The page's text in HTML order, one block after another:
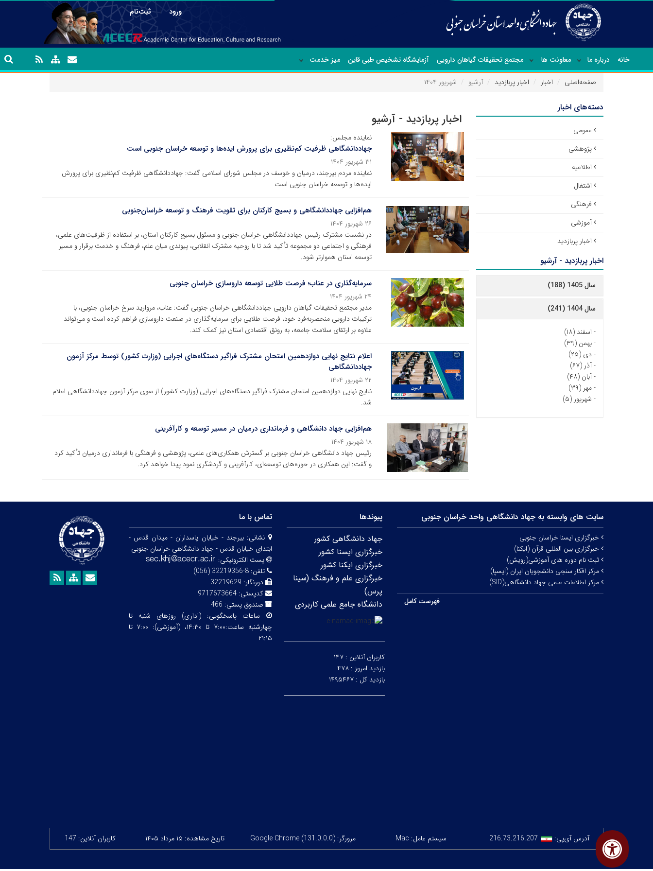
ورود | ثبت‌نام
خانه درباره ما معاونت ها مجتمع تحقیقات گیاهان دارویی آزمایشگاه تشخیص طبی قاین میز خدمت
صفحه‌اصلی اخبار اخبار پربازدید آرشیو شهریور ۱۴۰۴
اخبار پربازدید - آرشیو
نماینده مجلس:
جهاددانشگاهی ظرفیت کم‌نظیری برای پرورش ایده‌ها و توسعه خراسان جنوبی است
۳۱ شهریور ۱۴۰۴
نماینده مردم بیرجند، درمیان و خوسف در مجلس شورای اسلامی گفت: جهاددانشگاهی ظرفیت کم‌نظیری برای پرورش
ایده‌ها و توسعه خراسان جنوبی است
هم‌افزایی جهاددانشگاهی و بسیج کارکنان برای تقویت فرهنگ و توسعه خراسان‌جنوبی
۲۶ شهریور ۱۴۰۴
در نشست مشترک رئیس جهاددانشگاهی خراسان جنوبی و مسئول بسیج کارکنان استان، بر استفاده از ظرفیت‌های علمی،
فرهنگی و اجتماعی دو مجموعه تأکید شد تا با روحیه مشترک انقلابی، پیوندی میان علم، فرهنگ و خدمت برقرار و مسیر
توسعه استان هموارتر شود.
سرمایه‌گذاری در عناب؛ فرصت طلایی توسعه داروسازی خراسان جنوبی
۲۴ شهریور ۱۴۰۴
مدیر مجتمع تحقیقات گیاهان دارویی جهاددانشگاهی خراسان جنوبی گفت: عناب، مروارید سرخ خراسان جنوبی، با
ترکیبات دارویی منحصربه‌فرد خود، فرصت طلایی برای سرمایه‌گذاری در صنعت داروسازی فراهم کرده است و می‌تواند
علاوه بر ارتقای سلامت جامعه، به رونق اقتصادی استان نیز کمک کند.
اعلام نتایج نهایی دوازدهمین امتحان مشترک فراگیر دستگاه‌های اجرایی (وزارت کشور) توسط مرکز آزمون
جهاددانشگاهی
۲۲ شهریور ۱۴۰۴
نتایج نهایی دوازدهمین امتحان مشترک فراگیر دستگاه‌های اجرایی (وزارت کشور) از سوی مرکز آزمون جهاددانشگاهی اعلام
شد.
هم‌افزایی جهاد دانشگاهی و فرمانداری درمیان در مسیر توسعه و کارآفرینی
۱۸ شهریور ۱۴۰۴
رئیس جهاد دانشگاهی خراسان جنوبی بر گسترش همکاری‌های علمی، پژوهشی و فرهنگی با فرمانداری درمیان تأکید کرد
و گفت: این همکاری‌ در حوزه‌های توسعه‌ای، کارآفرینی و گردشگری نمود پیدا خواهد کرد.
دسته‌های اخبار
عمومی
پژوهشی
اطلاعیه
اشتغال
فرهنگی
آموزشی
اخبار پربازدید
اخبار پربازدید - آرشیو
سال 1405 (188)
سال 1404 (241)
- اسفند (۱۸)
-بهمن (۳۹)
- دی (۲۵)
-آذر (۶۷)
-آبان (۴۸)
-مهر (۳۹)
- شهریور (۵)
سایت های وابسته به جهاد دانشگاهی واحد خراسان جنوبی
خبرگزاری ایسنا خراسان جنوبی
خبرگزاری بین المللی قرآن (ایکنا)
ثبت نام دوره های آموزشی(رویش)
مرکز افکار سنجی دانشجویان ایران (ایسپا)
مرکز اطلاعات علمی جهاد دانشگاهی(SID)
فهرست کامل
پیوندها
جهاد دانشگاهی کشور
خبرگزاری ایسنا کشور
خبرگزاری ایکنا کشور
خبرگزاری علم و فرهنگ (سینا
پرس)
دانشگاه جامع علمی کاربردی
کاربران آنلاین : ۱۴۷
بازدید امروز : ۴۷۸
بازدید کل : ۱۴۹۵۴۶۷
تماس با ما
نشانی: بیرجند - خیابان پاسداران - میدان قدس -
ابتدای خیابان قدس - جهاد دانشگاهی خراسان جنوبی
پست الکترونیکی:
تلفن:8-32219356 (056)
دورنگار: 32219629
کدپستی:9717673664
صندوق پستی: 466
ساعات پاسخگویی: (اداری) روزهای شنبه تا
چهارشنبه ساعت:۷:۰۰ تا ۱۴:۳۰، (آموزشی): ۷:۰۰ تا
۲۱:۱۵
آدرس آی‌پی: 216.73.216.207 سیستم عامل: Mac مرورگر: Google Chrome (131.0.0.0) تاریخ مشاهده: ۱۵ مرداد ۱۴۰۵ کاربران آنلاین: 147